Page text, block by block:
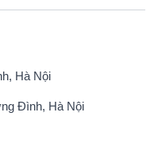
Hà Nội
Đình, Hà Nội